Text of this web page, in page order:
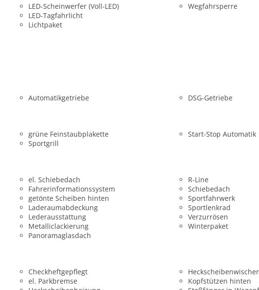
LED-Scheinwerfer (Voll-LED)
LED-Tagfahrlicht
Lichtpaket
Wegfahrsperre
Automatikgetriebe DSG-Getriebe
grüne Feinstaubplakette
Sportgrill
Start-Stop Automatik
el. Schiebedach
Fahrerinformationssystem
getönte Scheiben hinten
Laderaumabdeckung
Lederausstattung
Metalliclackierung
Panoramaglasdach
R-Line
Schiebedach
Sportfahrwerk
Sportlenkrad
Verzurrösen
Winterpaket
Checkheftgepflegt
el. Parkbremse
Heckscheibenwischer
Kopfstützen hinten